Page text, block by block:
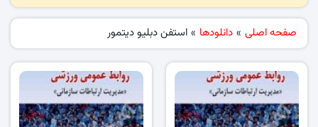
صفحه اصلی » دانلودها » استفن دبلیو دیتمور